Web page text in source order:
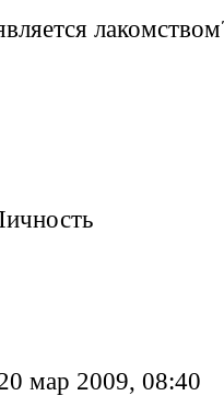
мар 2009, 08:40